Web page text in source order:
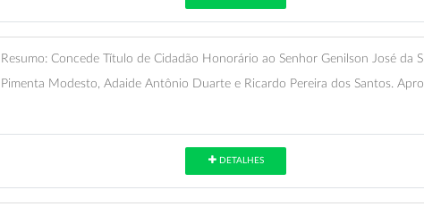
Resumo: Concede Título de Cidadão Honorário ao Senhor Genilson José da
Pimenta Modesto, Adaide Antônio Duarte e Ricardo Pereira dos Santos.
DETALHES